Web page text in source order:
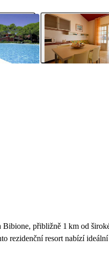
přibližně 1 km od
rezidenční resort nabízí